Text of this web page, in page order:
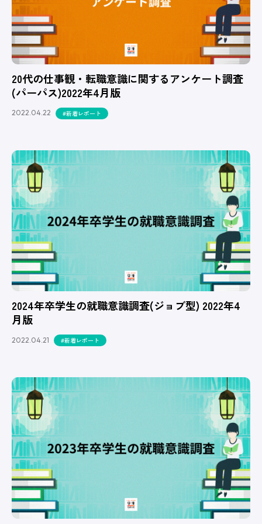
20代の仕事観・転職意識に関するアンケート調査
(パーパス)2022年4月版
2022.04.22 #新着レポート
2024年卒学生の就職意識調査(ジョブ型) 2022年4
月版
2022.04.21 #新着レポート